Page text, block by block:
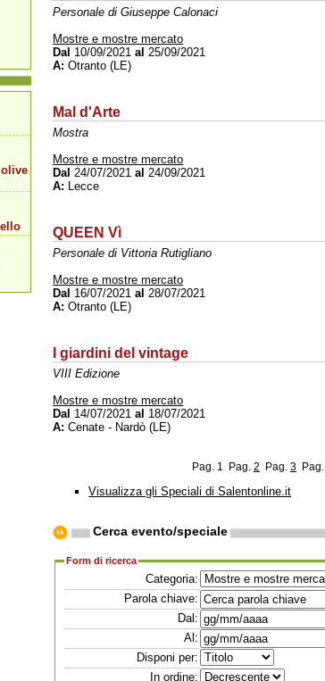
Personale di Giuseppe Calonaci
Mostre e mostre mercato
Dal 10/09/2021al 25/09/2021
A: Otranto (LE)
Mal d'Arte
Mostra
Mostre e mostre mercato
Dal 24/07/2021al 24/09/2021
A: Lecce
QUEEN Vì
Personale di Vittoria Rutigliano
Mostre e mostre mercato
Dal 16/07/2021al 28/07/2021
A: Otranto (LE)
I giardini del vintage
VIII Edizione
Mostre e mostre mercato
Dal 14/07/2021al 18/07/2021
A: Cenate - Nardò (LE)
Pag. 1 Pag. 2 Pag. 3 Pag.
Visualizza gli Speciali di Salentonline.it
Cerca evento/speciale
Form di ricerca
Categoria:
Parola chiave:
Dal:
Al:
Disponi per:
In ordine:
olive